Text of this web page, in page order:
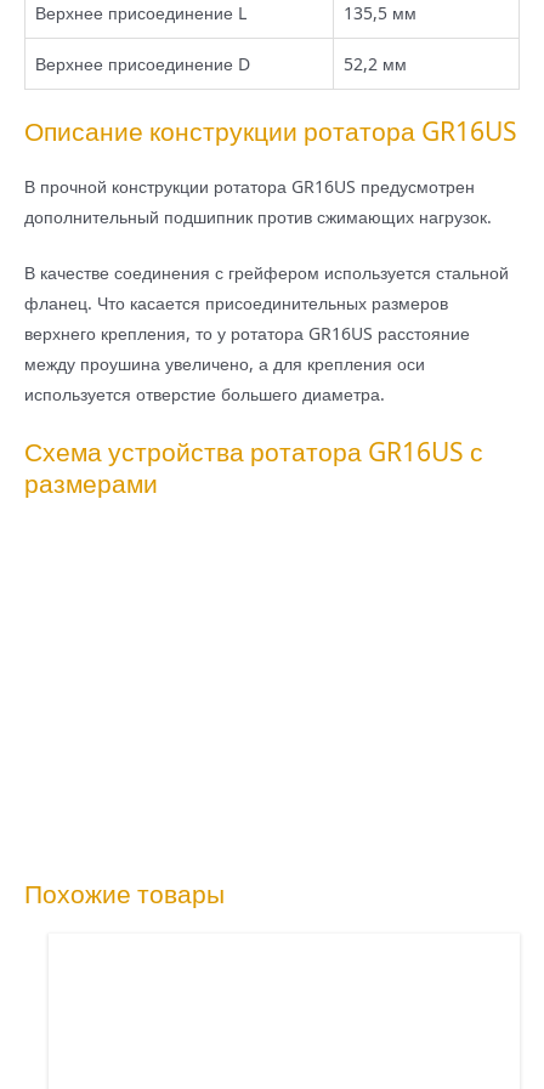
Верхнее присоединение L 135,5 мм
Верхнее присоединение D 52,2 мм
Описание конструкции ротатора GR16US
В прочной конструкции ротатора GR16US предусмотрен
дополнительный подшипник против сжимающих нагрузок.
В качестве соединения с грейфером используется стальной
фланец. Что касается присоединительных размеров
верхнего крепления, то у ротатора GR16US расстояние
между проушина увеличено, а для крепления оси
используется отверстие большего диаметра.
Схема устройства ротатора GR16US с
размерами
Похожие товары